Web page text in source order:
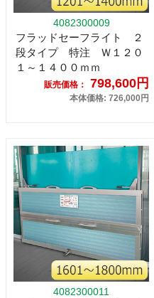
4082300009
フラッドセーフライト ２
段タイプ 特注 Ｗ１２０
１～１４００ｍｍ
販売価格： 798,600円
本体価格: 726,000円
4082300011